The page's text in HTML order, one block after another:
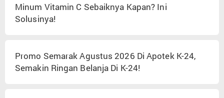
Minum Vitamin C Sebaiknya Kapan? Ini
Solusinya!
Promo Semarak Agustus 2026 Di Apotek K-24,
Semakin Ringan Belanja Di K-24!